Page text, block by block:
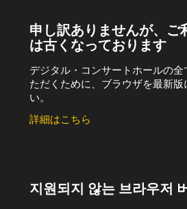
申し訳ありませんが、ご
は古くなっております
デジタル・コンサートホールの
ただくために、ブラウザを最新版
い。
詳細はこちら
지원되지 않는 브라우저